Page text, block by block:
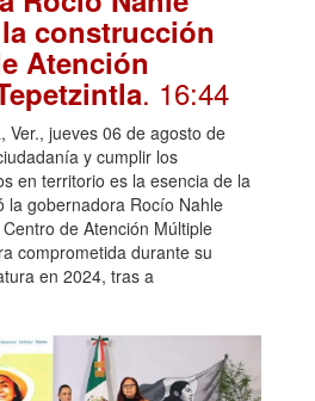
construcción
Atención
. 16:44
Ver., jueves 06 de agosto de
y cumplir los
en territorio es la esencia de la
la gobernadora Rocío Nahle
de Atención Múltiple
comprometida durante su
en 2024, tras a